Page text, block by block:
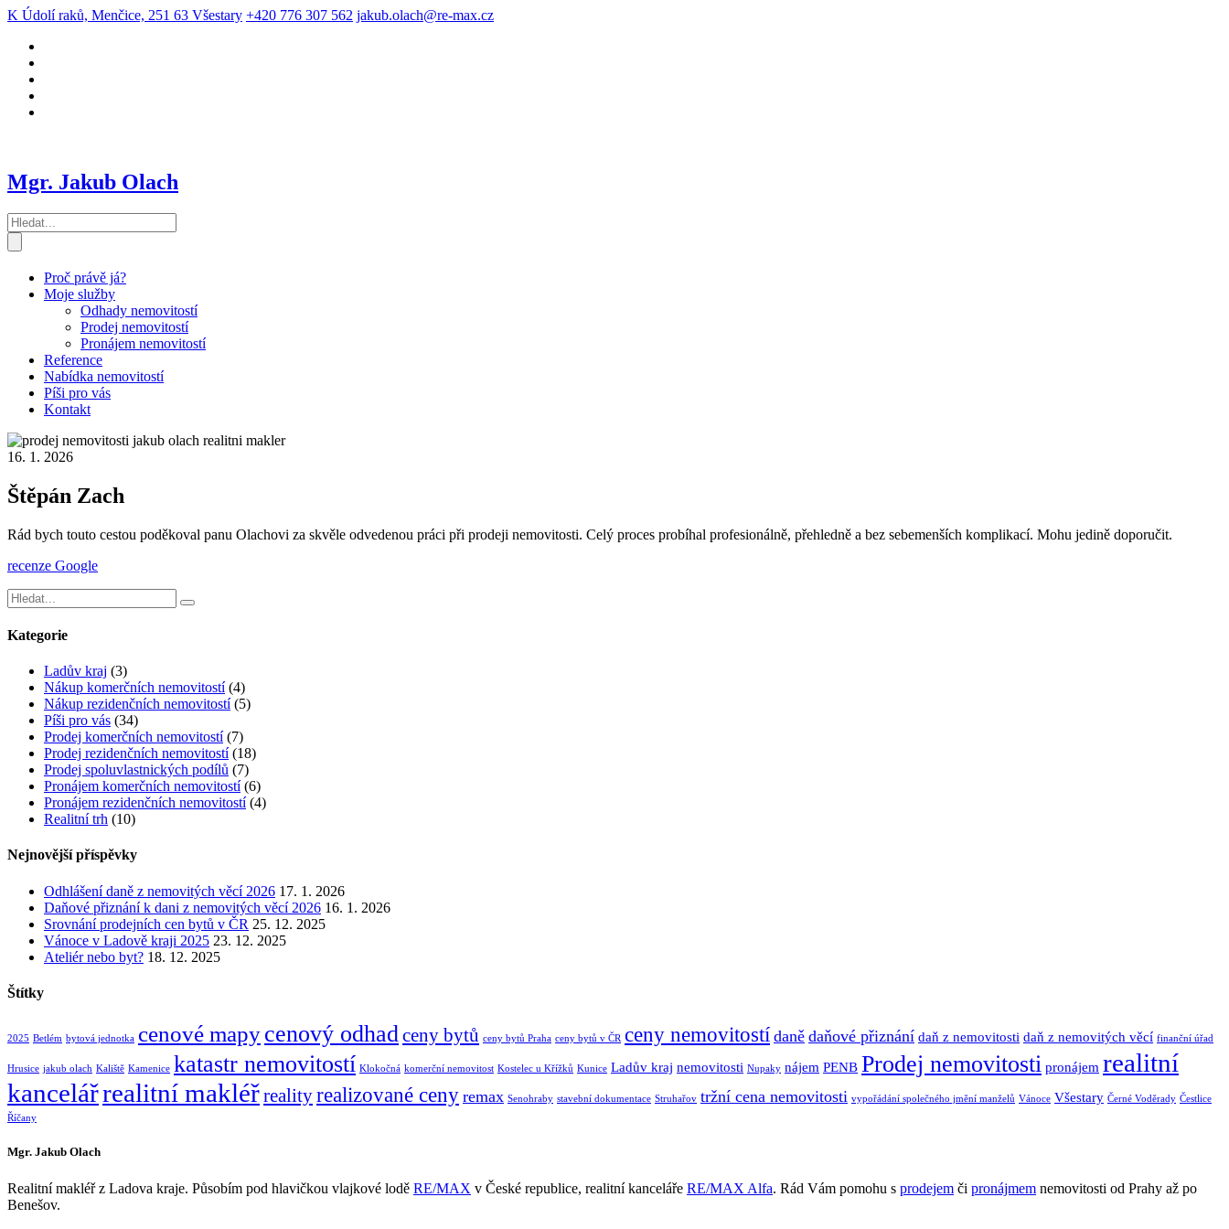
K Údolí raků, Menčice, 251 63 Všestary +420 776 307 562 jakub.olach@re-max.cz
Mgr. Jakub Olach
Proč právě já?
Moje služby
Odhady nemovitostí
Prodej nemovitostí
Pronájem nemovitostí
Reference
Nabídka nemovitostí
Píši pro vás
Kontakt
16. 1. 2026
Štěpán Zach
Rád bych touto cestou poděkoval panu Olachovi za skvěle odvedenou práci při prodeji nemovitosti. Celý proces probíhal profesionálně, přehledně a bez sebemenších komplikací. Mohu jedině doporučit.
recenze Google
Kategorie
Ladův kraj (3)
Nákup komerčních nemovitostí(4)
Nákup rezidenčních nemovitostí(5)
Píši pro vás (34)
Prodej komerčních nemovitostí(7)
Prodej rezidenčních nemovitostí(18)
Prodej spoluvlastnických podílů (7)
Pronájem komerčních nemovitostí(6)
Pronájem rezidenčních nemovitostí(4)
Realitní trh (10)
Nejnovější příspěvky
Odhlášení daně z nemovitých věcí 2026 17. 1. 2026
Daňové přiznání k dani z nemovitých věcí 2026 16. 1. 2026
Srovnání prodejních cen bytů v ČR 25. 12. 2025
Vánoce v Ladově kraji 2025 23. 12. 2025
Ateliér nebo byt? 18. 12. 2025
Štítky
2025 Betlém bytová jednotka cenové mapycenový odhadceny bytů ceny bytů Praha ceny bytů v ČR ceny nemovitostí daně daňové přiznání daň z nemovitosti daň z nemovitých věcí finanční úřad
Hrusice jakub olach Kaliště Kamenice katastr nemovitostí Klokočná komerční nemovitost Kostelec u Křížků Kunice Ladův kraj nemovitosti Nupaky nájem PENB Prodej nemovitosti pronájem realitní
kancelářrealitní makléřrealityrealizované ceny remax Senohraby stavební dokumentace Struhařov tržní cena nemovitosti vypořádání společného jmění manželů Vánoce Všestary Černé Voděrady Čestlice
Říčany
Mgr. Jakub Olach
Realitní makléř z Ladova kraje. Působím pod hlavičkou vlajkové lodě RE/MAX v České republice, realitní kanceláře RE/MAX Alfa. Rád Vám pomohu s prodejem či pronájmem nemovitosti od Prahy až po
Benešov.